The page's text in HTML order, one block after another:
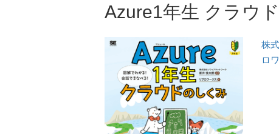
Azure1年生 クラウ
株
ロ